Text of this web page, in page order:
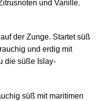
und Vanille.
der Zunge. Startet süß
und erdig mit
die süße Islay-
süß mit maritimen